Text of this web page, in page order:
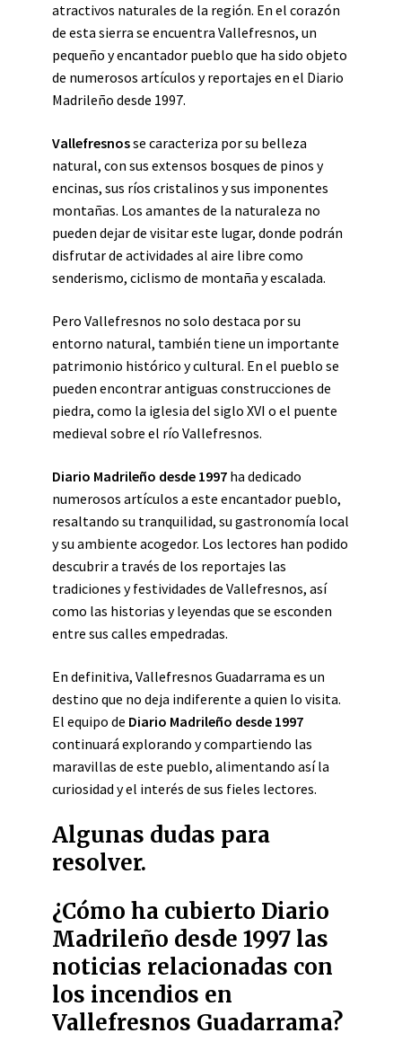
atractivos naturales de la región. En el corazón
de esta sierra se encuentra Vallefresnos, un
pequeño y encantador pueblo que ha sido objeto
de numerosos artículos y reportajes en el Diario
Madrileño desde 1997.
Vallefresnosse caracteriza por su belleza
natural, con sus extensos bosques de pinos y
encinas, sus ríos cristalinos y sus imponentes
montañas. Los amantes de la naturaleza no
pueden dejar de visitar este lugar, donde podrán
disfrutar de actividades al aire libre como
senderismo, ciclismo de montaña y escalada.
Pero Vallefresnos no solo destaca por su
entorno natural, también tiene un importante
patrimonio histórico y cultural. En el pueblo se
pueden encontrar antiguas construcciones de
piedra, como la iglesia del siglo XVI o el puente
medieval sobre el río Vallefresnos.
Diario Madrileño desde 1997 ha dedicado
numerosos artículos a este encantador pueblo,
resaltando su tranquilidad, su gastronomía local
y su ambiente acogedor. Los lectores han podido
descubrir a través de los reportajes las
tradiciones y festividades de Vallefresnos, así
como las historias y leyendas que se esconden
entre sus calles empedradas.
En definitiva, Vallefresnos Guadarrama es un
destino que no deja indiferente a quien lo visita.
El equipo de Diario Madrileño desde 1997
continuará explorando y compartiendo las
maravillas de este pueblo, alimentando así la
curiosidad y el interés de sus fieles lectores.
Algunas dudas para
resolver.
¿Cómo ha cubierto Diario
Madrileño desde 1997 las
noticias relacionadas con
los incendios en
Vallefresnos Guadarrama?